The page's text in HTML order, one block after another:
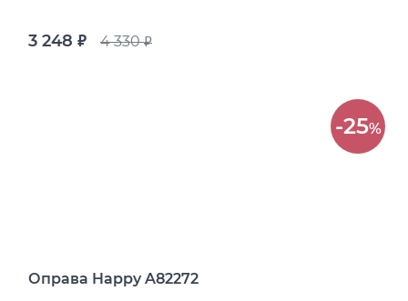
3 248 руб. 4 330руб.
-25%
Оправа Happy A82272